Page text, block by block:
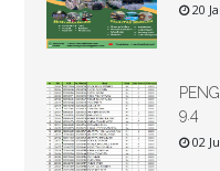
20
9.4
02